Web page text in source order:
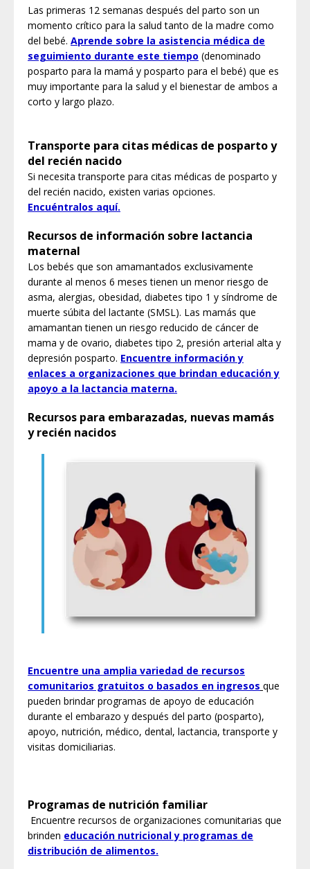
Las primeras 12 semanas después del parto son un
momento crítico para la salud tanto de la madre como
del bebé. Aprende sobre la asistencia médica de
seguimiento durante este tiempo (denominado
posparto para la mamá y posparto para el bebé) que es
muy importante para la salud y el bienestar de ambos a
corto y largo plazo.
Transporte para citas médicas de posparto y
del recién nacido
Si necesita transporte para citas médicas de posparto y
del recién nacido, existen varias opciones.
Encuéntralos aquí.
Recursos de información sobre lactancia
maternal
Los bebés que son amamantados exclusivamente
durante al menos 6 meses tienen un menor riesgo de
asma, alergias, obesidad, diabetes tipo 1 y síndrome de
muerte súbita del lactante (SMSL). Las mamás que
amamantan tienen un riesgo reducido de cáncer de
mama y de ovario, diabetes tipo 2, presión arterial alta y
depresión posparto. Encuentre información y
enlaces a organizaciones que brindan educación y
apoyo a la lactancia materna.
Recursos para embarazadas, nuevas mamás
y recién nacidos
Encuentre una amplia variedad de recursos
comunitarios gratuitos o basados ​​en ingresos que
pueden brindar programas de apoyo de educación
durante el embarazo y después del parto (posparto),
apoyo, nutrición, médico, dental, lactancia, transporte y
visitas domiciliarias.
Programas de nutrición familiar
Encuentre recursos de organizaciones comunitarias que
brinden educación nutricional y programas de
distribución de alimentos.